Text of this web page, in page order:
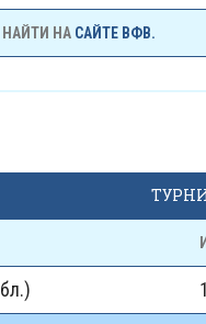
НА САЙТЕ ВФВ.